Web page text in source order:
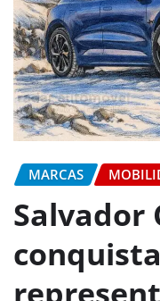
MARCAS
Salvador
conquista